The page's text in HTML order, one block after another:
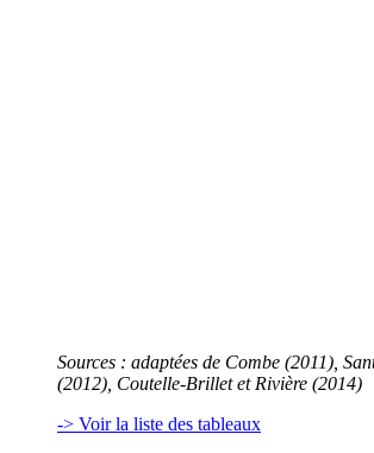
Sources : adaptées de Combe (2011),
(2012), Coutelle-Brillet et Rivière (2014)
-> Voir la liste des tableaux